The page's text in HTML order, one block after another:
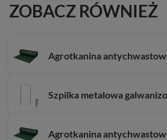
ZOBACZ RÓWNIEŻ
Agrotkanina
Szpilka metalowa
Agrotkanina